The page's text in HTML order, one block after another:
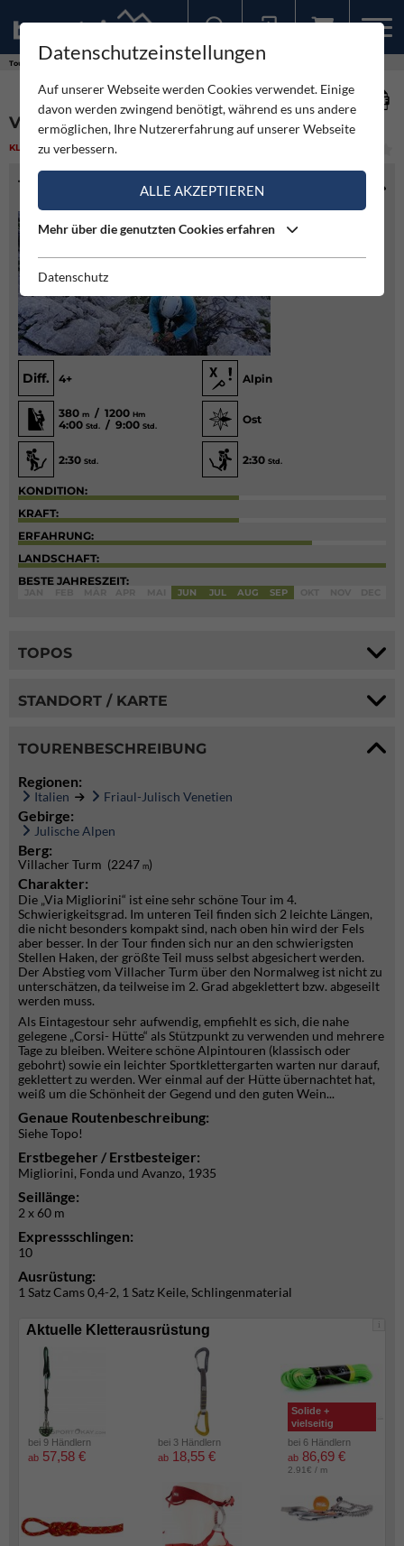
Touren
VIA MIGLIORINI - VILLACHER TURM
KLETTERN LEICHT
TOURENINFO
Diff. 4+ Alpin
380 m / 1200 Hm
4:00 Std. / 9:00 Std.
Ost
2:30 Std. 2:30 Std.
KONDITION:
KRAFT:
ERFAHRUNG:
LANDSCHAFT:
BESTE JAHRESZEIT:
JUN JUL AUG SEP
TOPOS
STANDORT / KARTE
TOURENBESCHREIBUNG
Regionen:
Italien Friaul-Julisch Venetien
Gebirge:
Julische Alpen
Berg:
Villacher Turm (2247 m)
Charakter:
Die „Via Migliorini“ ist eine sehr schöne Tour im 4.
Schwierigkeitsgrad. Im unteren Teil finden sich 2 leichte Längen,
die nicht besonders kompakt sind, nach oben hin wird der Fels
aber besser. In der Tour finden sich nur an den schwierigsten
Stellen Haken, der größte Teil muss selbst abgesichert werden.
Der Abstieg vom Villacher Turm über den Normalweg ist nicht zu
unterschätzen, da teilweise im 2. Grad abgeklettert bzw. abgeseilt
werden muss.
Als Eintagestour sehr aufwendig, empfiehlt es sich, die nahe
gelegene „Corsi- Hütte“ als Stützpunkt zu verwenden und mehrere
Tage zu bleiben. Weitere schöne Alpintouren (klassisch oder
gebohrt) sowie ein leichter Sportklettergarten warten nur darauf,
geklettert zu werden. Wer einmal auf der Hütte übernachtet hat,
weiß um die Schönheit der Gegend und den guten Wein...
Genaue Routenbeschreibung:
Siehe Topo!
Erstbegeher / Erstbesteiger:
Migliorini, Fonda und Avanzo, 1935
Seillänge:
2 x 60 m
Expressschlingen:
10
Ausrüstung:
1 Satz Cams 0,4-2, 1 Satz Keile, Schlingenmaterial
i
Aktuelle Kletterausrüstung
bei 9 Händlern
ab 57,58 €
bei 3 Händlern
ab 18,55 €
Solide +
vielseitig
bei 6 Händlern
ab 86,69 €
2.91€ / m
Datenschutzeinstellungen
Auf unserer Webseite werden Cookies verwendet. Einige
davon werden zwingend benötigt, während es uns andere
ermöglichen, Ihre Nutzererfahrung auf unserer Webseite
zu verbessern.
ALLE AKZEPTIEREN
Mehr über die genutzten Cookies erfahren
Datenschutz